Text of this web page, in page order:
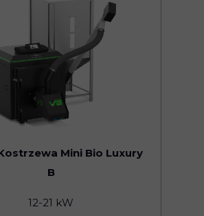
Mini Bio Luxury
B
12-21 kW